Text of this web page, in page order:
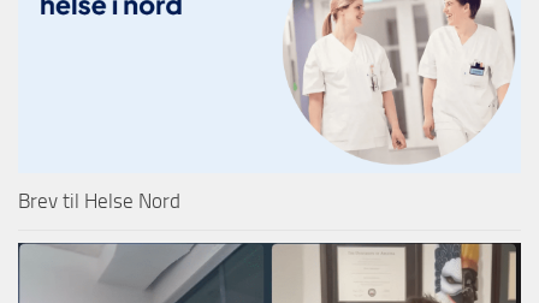
Brev til Helse Nord